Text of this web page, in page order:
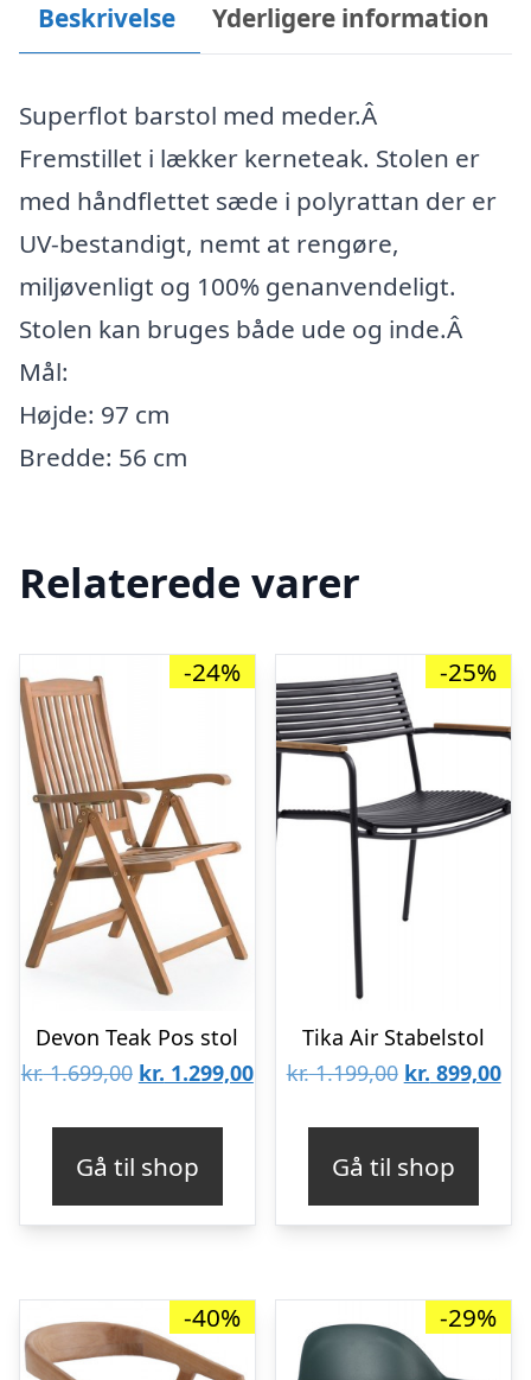
Beskrivelse Yderligere information
Superflot barstol med meder.Â
Fremstillet i lækker kerneteak. Stolen er
med håndflettet sæde i polyrattan der er
UV-bestandigt, nemt at rengøre,
miljøvenligt og 100% genanvendeligt.
Stolen kan bruges både ude og inde.Â
Mål:
Højde: 97 cm
Bredde: 56 cm
Relaterede varer
-24%
Devon Teak Pos stol
kr.1.699,00 Den
var:
kr. 1.699,00.
kr. 1.299,00Den
kr. 1.299,00.
Gå til shop
-25%
Tika Air Stabelstol
kr.1.199,00 Den
var:
kr. 1.199,00.
kr. 899,00
kr.
Gå til shop
-40% -29%